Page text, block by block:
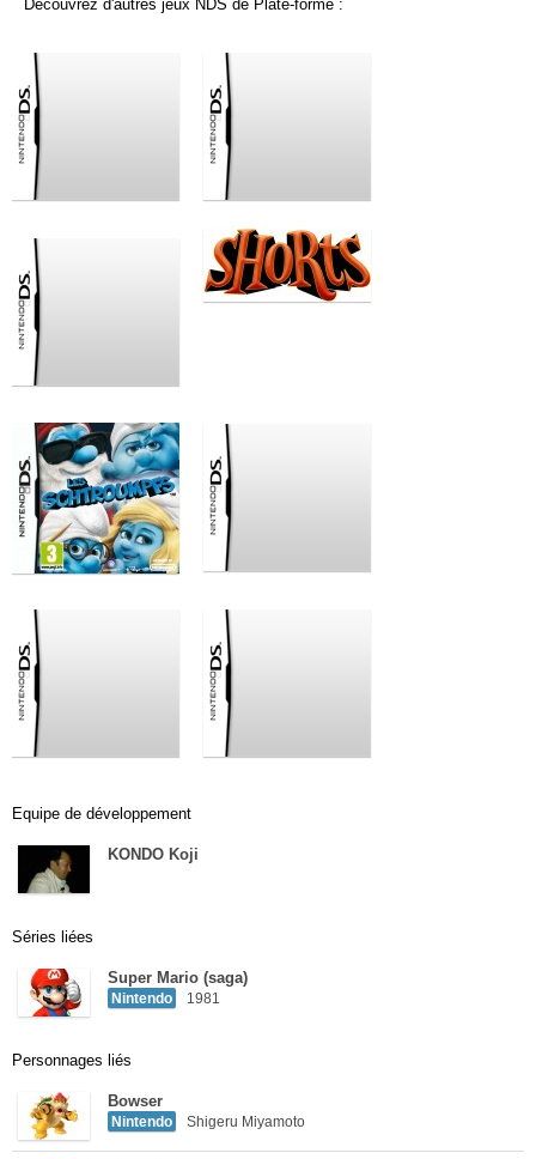
Découvrez d'autres jeux NDS de Plate-forme :
Equipe de développement
KONDO Koji
Séries liées
Super Mario (saga)
Nintendo 1981
Personnages liés
Bowser
Nintendo Shigeru Miyamoto